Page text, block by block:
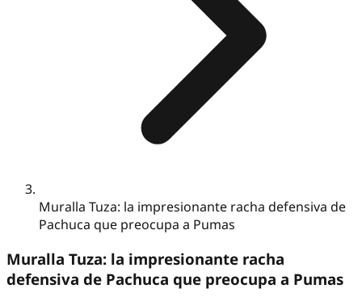
Muralla Tuza: la impresionante racha defensiva de
Pachuca que preocupa a Pumas
Muralla Tuza: la impresionante racha
defensiva de Pachuca que preocupa a Pumas